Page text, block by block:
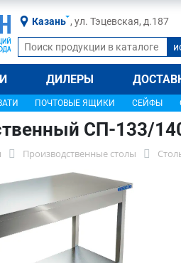
Казань , ул. Тэцевская, д.187
ДИЛЕРЫ
ПОЧТОВЫЕ ЯЩИКИ СЕЙФЫ
СП-133/
Производственные столы